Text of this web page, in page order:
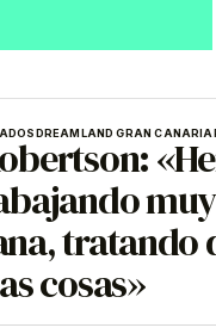
DREAMLAND GRAN CANARIA
tratando
cosas»